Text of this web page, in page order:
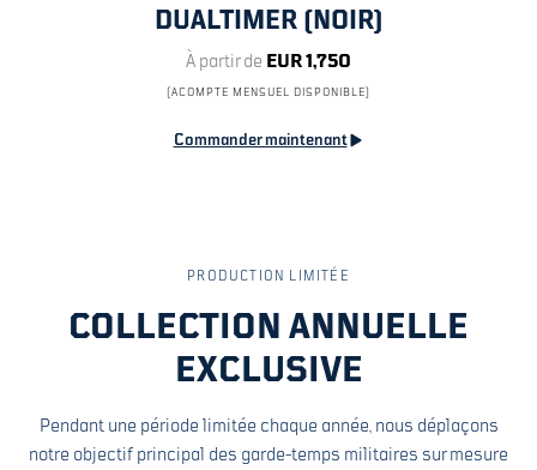
DUALTIMER (NOIR)
À partir de EUR 1,750
(ACOMPTE MENSUEL DISPONIBLE)
Commander maintenant
PRODUCTION LIMITÉE
COLLECTION ANNUELLE
EXCLUSIVE
Pendant une période limitée chaque année, nous déplaçons
notre objectif principal des garde-temps militaires sur mesure